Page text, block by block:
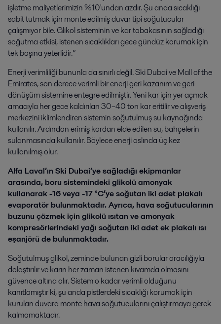
işletme maliyetlerimizin %10'undan azdır. Şu anda sıcaklığı
sabit tutmak için monte edilmiş duvar tipi soğutucular
çalışmıyor bile. Glikol sisteminin ve kar tabakasının sağladığı
soğutma etkisi, istenen sıcaklıkları gece gündüz korumak için
tek başına yeterlidir.”
Enerji verimliliği bununla da sınırlı değil. Ski Dubai ve Mall of the
Emirates, son derece verimli bir enerji geri kazanım ve geri
dönüşüm sistemine entegre edilmiştir. Yeni kar için yer açmak
amacıyla her gece kaldırılan 30–40 ton kar eritilir ve alışveriş
merkezini iklimlendiren sistemin soğutulmuş su kaynağında
kullanılır. Ardından erimiş kardan elde edilen su, bahçelerin
sulanmasında kullanılır. Böylece enerji aslında üç kez
kullanılmış olur.
Alfa Laval’ın Ski Dubai’ye sağladığı ekipmanlar
arasında, boru sistemindeki glikolü amonyak
kullanarak -16 veya -17 °C’ye soğutan iki adet plakalı
evaporatör bulunmaktadır. Ayrıca, hava soğutucularının
buzunu çözmek için glikolü ısıtan ve amonyak
kompresörlerindeki yağı soğutan iki adet ek plakalı ısı
eşanjörü de bulunmaktadır.
Soğutulmuş glikol, zeminde bulunan gizli borular aracılığıyla
dolaştırılır ve karın her zaman istenen kıvamda olmasını
güvence altına alır. Sistem o kadar verimli olduğunu
kanıtlamıştır ki, şu anda pistlerdeki sıcaklığı korumak için
kurulan duvara monte hava soğutucularını çalıştırmaya gerek
kalmamaktadır.